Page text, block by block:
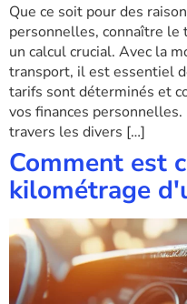
Que ce soit pour des
personnelles, connaître
un calcul crucial. Avec la
transport, il est essentiel
tarifs sont déterminés et
vos finances
travers les divers […]
Comment est
kilométrage